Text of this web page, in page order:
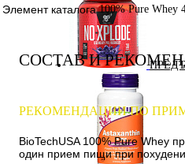
Элемент каталога 100% Pure Whey
СОСТАВ И
РЕКОМЕНДАЦИИ ПО
BioTechUSA 100% Pure Whey
один прием пищи при